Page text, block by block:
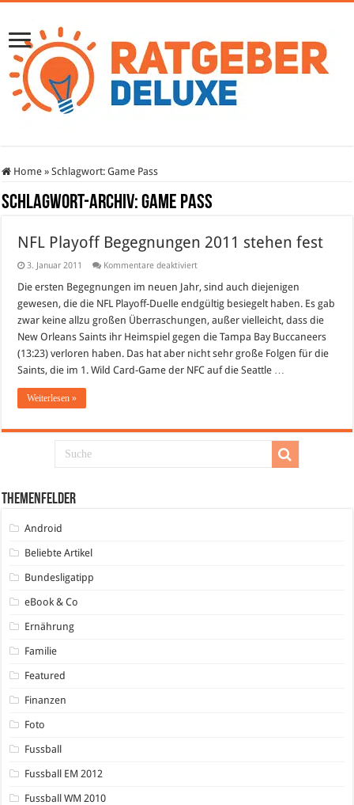
Home » Schlagwort:Game Pass
Schlagwort-Archiv:Game Pass
NFL Playoff Begegnungen 2011 stehen fest
3. Januar 2011 Kommentare deaktiviertfür
Playoff
Begegnungen
2011
stehen
fest
Die ersten Begegnungen im neuen Jahr, sind auch diejenigen
gewesen, die die NFL Playoff-Duelle endgültig besiegelt haben. Es gab
zwar keine allzu großen Überraschungen, außer vielleicht, dass die
New Orleans Saints ihr Heimspiel gegen die Tampa Bay Buccaneers
(13:23) verloren haben. Das hat aber nicht sehr große Folgen für die
Saints, die im 1. Wild Card-Game der NFC auf die Seattle …
Weiterlesen »
Themenfelder
Android
Beliebte Artikel
Bundesligatipp
eBook & Co
Ernährung
Familie
Featured
Finanzen
Foto
Fussball
Fussball EM 2012
Fussball WM 2010